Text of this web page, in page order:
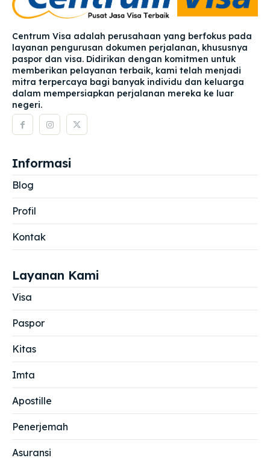
Centrum Visa adalah perusahaan yang berfokus pada
layanan pengurusan dokumen perjalanan, khususnya
paspor dan visa. Didirikan dengan komitmen untuk
memberikan pelayanan terbaik, kami telah menjadi
mitra terpercaya bagi banyak individu dan keluarga
dalam mempersiapkan perjalanan mereka ke luar
negeri.
Informasi
Blog
Profil
Kontak
Layanan Kami
Visa
Paspor
Kitas
Imta
Apostille
Penerjemah
Asuransi